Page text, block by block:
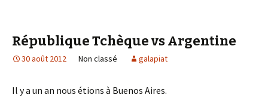
République Tchèque vs Argentine
30 août 2012 Non classé galapiat
Il y a un an nous étions à Buenos Aires.